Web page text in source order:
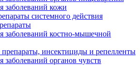
заболеваний кожи
системного действия
заболеваний костно-мышечной
инсектициды и репелленты
заболеваний органов чувств